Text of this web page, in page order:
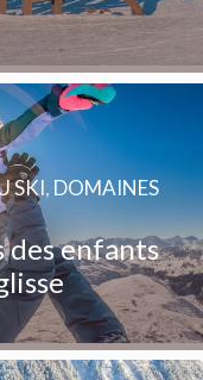
des enfants
SKI, DOMAINES